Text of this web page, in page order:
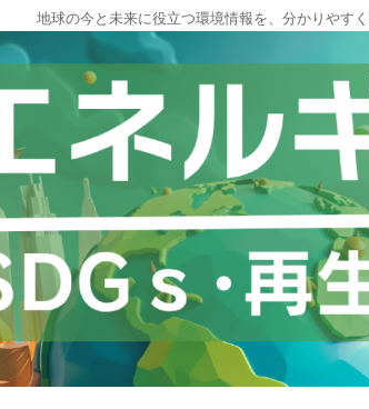
地球の今と未来に役立つ環境情報を、分かりやす